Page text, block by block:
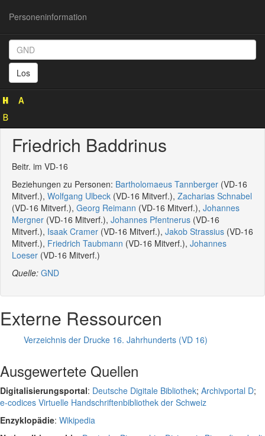
Personeninformation
Los
Personeninformation
119611821)
Friedrich Baddrinus
Beitr. im VD-16
Beziehungen zu Personen: Bartholomaeus Tannberger (VD-16
Mitverf.), Wolfgang Ulbeck (VD-16 Mitverf.), Zacharias Schnabel
(VD-16 Mitverf.), Georg Reimann (VD-16 Mitverf.), Johannes
Mergner (VD-16 Mitverf.), Johannes Pfentnerus (VD-16
Mitverf.), Isaak Cramer (VD-16 Mitverf.), Jakob Strassius (VD-16
Mitverf.), Friedrich Taubmann (VD-16 Mitverf.), Johannes
Loeser (VD-16 Mitverf.)
Quelle: GND
Externe Ressourcen
Verzeichnis der Drucke 16. Jahrhunderts (VD 16)
Ausgewertete Quellen
Digitalisierungsportal: Deutsche Digitale Bibliothek; Archivportal D;
e-codices Virtuelle Handschriftenbibliothek der Schweiz
Enzyklopädie: Wikipedia